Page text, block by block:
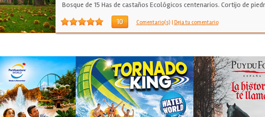
Bosque de 15 Has de castaños Ecológicos centenarios. Cortijo de
10 Comentario(s) | Deja tu comentario